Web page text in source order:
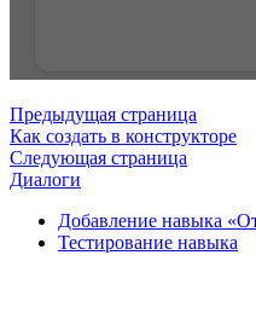
Предыдущая страница
Как создать в конструкторе
Следующая страница
Диалоги
Добавление навыка
Тестирование навыка